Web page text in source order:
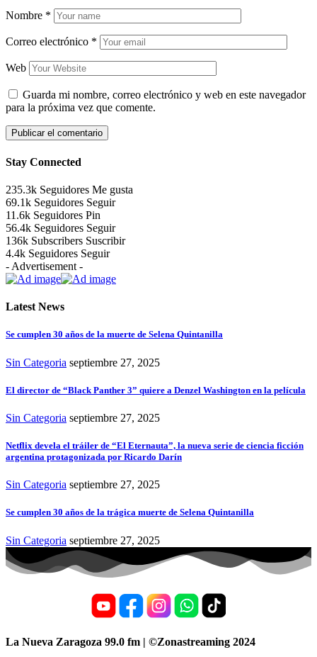
Nombre *
Correo electrónico *
Web
Guarda mi nombre, correo electrónico y web en este navegador
para la próxima vez que comente.
Stay Connected
235.3k Seguidores Me gusta
69.1k Seguidores Seguir
11.6k Seguidores Pin
56.4k Seguidores Seguir
136k Subscribers Suscribir
4.4k Seguidores Seguir
- Advertisement -
Latest News
Se cumplen 30 años de la muerte de Selena Quintanilla
Sin Categoria septiembre 27, 2025
El director de “Black Panther 3” quiere a Denzel Washington en la película
Sin Categoria septiembre 27, 2025
Netflix devela el tráiler de “El Eternauta”, la nueva serie de ciencia ficción
argentina protagonizada por Ricardo Darín
Sin Categoria septiembre 27, 2025
Se cumplen 30 años de la trágica muerte de Selena Quintanilla
Sin Categoria septiembre 27, 2025
La Nueva Zaragoza 99.0 fm | ©Zonastreaming 2024